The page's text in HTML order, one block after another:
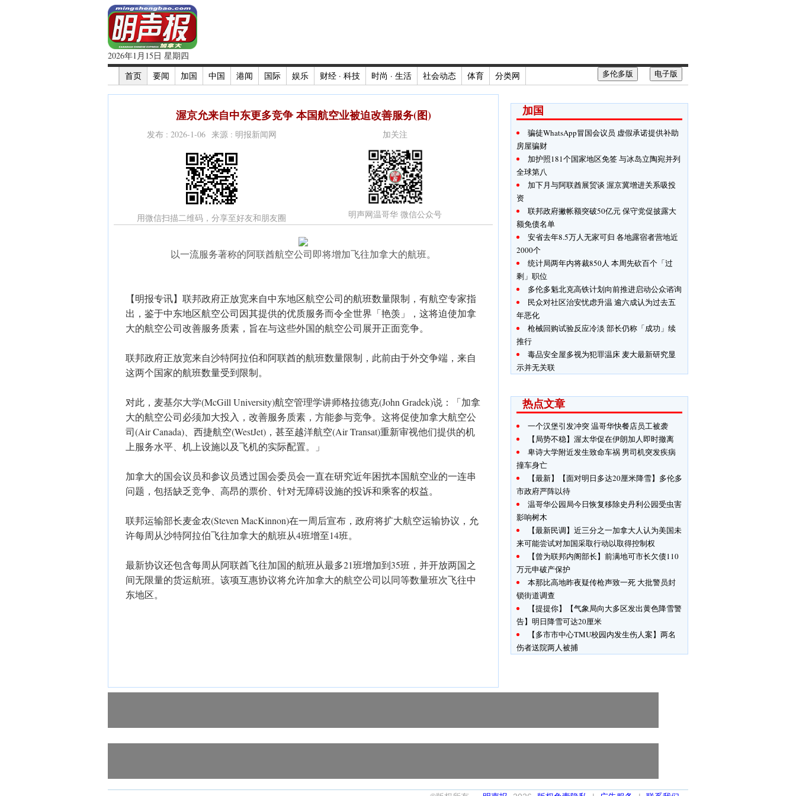
2026年1月15日 星期四
首页
要闻 加国 中国 港闻 国际 娱乐 财经 · 科技 时尚 · 生活 社会动态 体育 分类网 电子版
多伦多版
渥京允来自中东更多竞争 本国航空业被迫改善服务(图)
发布 : 2026-1-06 来源 : 明报新闻网
用微信扫描二维码，分享至好友和朋友圈
加关注
明声网温哥华 微信公众号
以一流服务著称的阿联酋航空公司即将增加飞往加拿大的航班。
【明报专讯】联邦政府正放宽来自中东地区航空公司的航班数量限制，有航空专家指
出，鉴于中东地区航空公司因其提供的优质服务而令全世界「艳羡」，这将迫使加拿
大的航空公司改善服务质素，旨在与这些外国的航空公司展开正面竞争。
联邦政府正放宽来自沙特阿拉伯和阿联酋的航班数量限制，此前由于外交争端，来自
这两个国家的航班数量受到限制。
对此，麦基尔大学(McGill University)航空管理学讲师格拉德克(John Gradek)说：「加拿
大的航空公司必须加大投入，改善服务质素，方能参与竞争。这将促使加拿大航空公
司(Air Canada)、西捷航空(WestJet)，甚至越洋航空(Air Transat)重新审视他们提供的机
上服务水平、机上设施以及飞机的实际配置。」
加拿大的国会议员和参议员透过国会委员会一直在研究近年困扰本国航空业的一连串
问题，包括缺乏竞争、高昂的票价、针对无障碍设施的投诉和乘客的权益。
联邦运输部长麦金农(Steven MacKinnon)在一周后宣布，政府将扩大航空运输协议，允
许每周从沙特阿拉伯飞往加拿大的航班从4班增至14班。
最新协议还包含每周从阿联酋飞往加国的航班从最多21班增加到35班，并开放两国之
间无限量的货运航班。该项互惠协议将允许加拿大的航空公司以同等数量班次飞往中
东地区。
加国
骗徒WhatsApp冒国会议员 虚假承诺提供补助
房屋骗财
加护照181个国家地区免签 与冰岛立陶宛并列
全球第八
加下月与阿联酋展贸谈 渥京冀增进关系吸投
资
联邦政府撇帐额突破50亿元 保守党促披露大
额免债名单
安省去年8.5万人无家可归 各地露宿者营地近
2000个
统计局两年内将裁850人 本周先砍百个「过
剩」职位
多伦多魁北克高铁计划向前推进启动公众谘询
民众对社区治安忧虑升温 逾六成认为过去五
年恶化
枪械回购试验反应冷淡 部长仍称「成功」续
推行
毒品安全屋多视为犯罪温床 麦大最新研究显
示并无关联
热点文章
一个汉堡引发冲突 温哥华快餐店员工被袭
【局势不稳】渥太华促在伊朗加人即时撤离
卑诗大学附近发生致命车祸 男司机突发疾病
撞车身亡
【最新】【面对明日多达20厘米降雪】多伦多
市政府严阵以待
温哥华公园局今日恢复移除史丹利公园受虫害
影响树木
【最新民调】近三分之一加拿大人认为美国未
来可能尝试对加国采取行动以取得控制权
【曾为联邦内阁部长】前满地可市长欠债110
万元申破产保护
本那比高地昨夜疑传枪声致一死 大批警员封
锁街道调查
【提提你】【气象局向大多区发出黄色降雪警
告】明日降雪可达20厘米
【多市市中心TMU校园内发生伤人案】两名
伤者送院两人被捕